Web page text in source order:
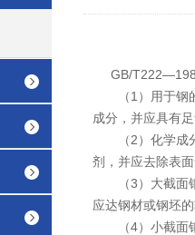
GB/
（1）用于钢的
成分，并应具有
（2）化学成分
剂，并应去除表
（3）大截面钢
应达钢材或钢坯
（4）小截面钢